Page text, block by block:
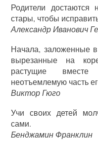
Родители
стары, чтобы
Александр Иванович
Начала, заложенные
вырезанные на
растущие
неотъемлемую часть
Виктор Гюго
Учи своих детей
сами.
Бенджамин Франклин